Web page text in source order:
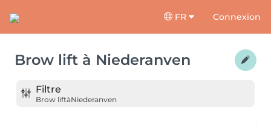
FR Connexion
Brow lift à Niederanven
Filtre
Brow liftàNiederanven